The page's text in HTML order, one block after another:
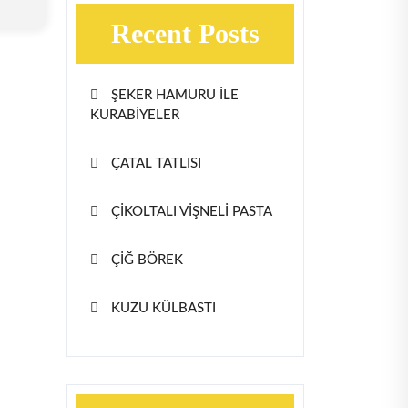
Recent Posts
ŞEKER HAMURU İLE
KURABİYELER
ÇATAL TATLISI
ÇİKOLTALI VİŞNELİ PASTA
ÇİĞ BÖREK
KUZU KÜLBASTI